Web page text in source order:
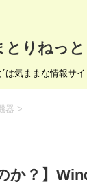
とりねっと
は気ままな情報サイ
器 >
か？】